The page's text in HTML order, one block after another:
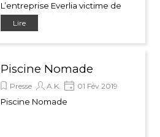
L’entreprise Everlia victime de
son succès dans le Biterrois
Lire
Piscine Nomade
Presse A.K. 01 Fév 2019
Piscine Nomade